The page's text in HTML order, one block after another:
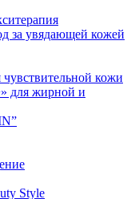
за увядающей кожей
кожи
для жирной и
Style